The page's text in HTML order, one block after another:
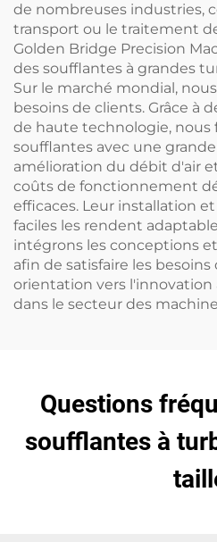
de nombreuses industries,
transport ou le traitement
Golden Bridge Precision
des soufflantes à grandes
Sur le marché mondial,
besoins de clients. Grâce à
de haute technologie, nous
soufflantes avec une
amélioration du débit d'air
coûts de fonctionnement
efficaces. Leur installation
faciles les rendent
intégrons les conceptions
afin de satisfaire les
orientation vers l'innovation
dans le secteur des
Questions
soufflantes à